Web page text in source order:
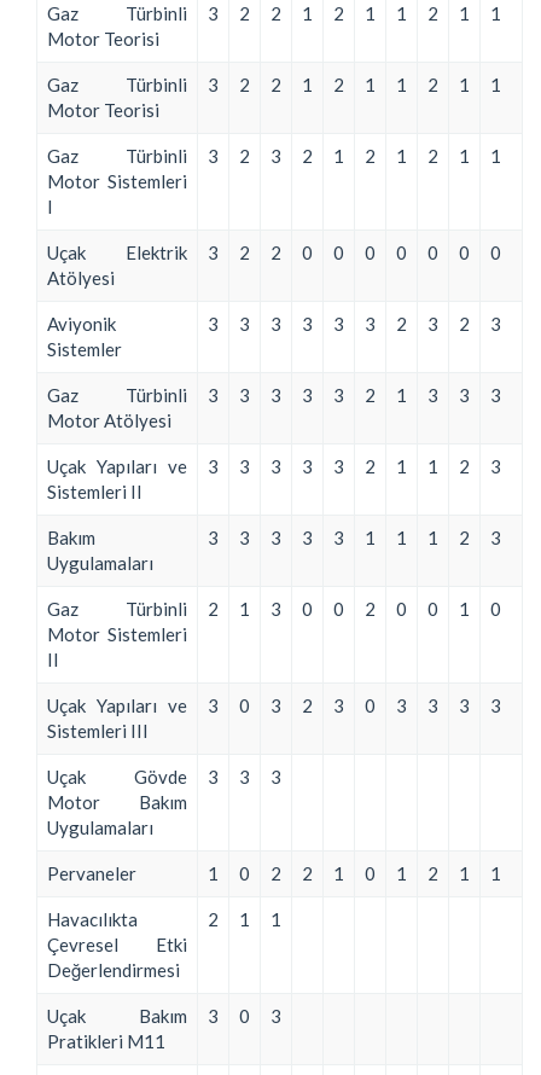
Gaz Türbinli
Motor Teorisi
3 2 2 1 2 1 1 2 1 1
Gaz Türbinli
Motor Teorisi
3 2 2 1 2 1 1 2 1 1
Gaz Türbinli
Motor Sistemleri
I
3 2 3 2 1 2 1 2 1 1
Uçak Elektrik
Atölyesi
3 2 2 0 0 0 0 0 0 0
Aviyonik
Sistemler
3 3 3 3 3 3 2 3 2 3
Gaz Türbinli
Motor Atölyesi
3 3 3 3 3 2 1 3 3 3
Uçak Yapıları ve
Sistemleri II
3 3 3 3 3 2 1 1 2 3
Bakım
Uygulamaları
3 3 3 3 3 1 1 1 2 3
Gaz Türbinli
Motor Sistemleri
II
2 1 3 0 0 2 0 0 1 0
Uçak Yapıları ve
Sistemleri III
3 0 3 2 3 0 3 3 3 3
Uçak Gövde
Motor Bakım
Uygulamaları
3 3 3
Pervaneler 1 0 2 2 1 0 1 2 1 1
Havacılıkta
Çevresel Etki
Değerlendirmesi
2 1 1
Uçak Bakım
Pratikleri M11
3 0 3